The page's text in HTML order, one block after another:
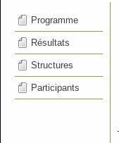
Programme
Résultats
Structures
Participants